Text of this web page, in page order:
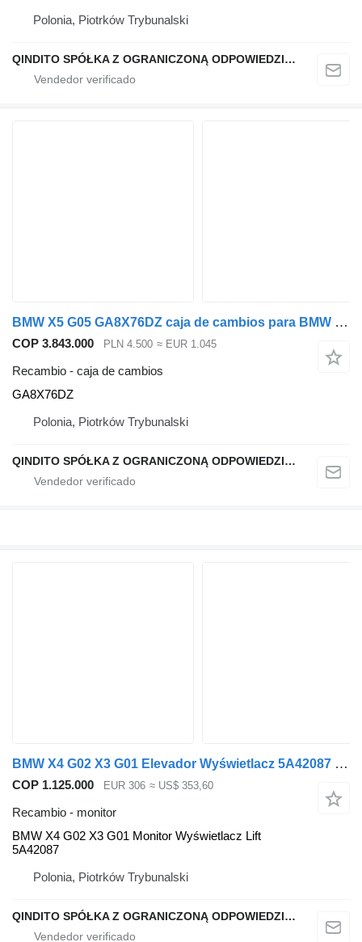
Polonia, Piotrków Trybunalski
QINDITO SPÓŁKA Z OGRANICZONĄ ODPOWIEDZIALNOŚCIĄ
BMW X5 G05 GA8X76DZ caja de cambios para BMW X5 G05 coche
COP 3.843.000 PLN 4.500 ≈ EUR 1.045
Recambio - caja de cambios
GA8X76DZ
Polonia, Piotrków Trybunalski
QINDITO SPÓŁKA Z OGRANICZONĄ ODPOWIEDZIALNOŚCIĄ
BMW X4 G02 X3 G01 Elevador Wyświetlacz 5A42087 BMW monitor para BMW X4 G02 X3 G01 coche
COP 1.125.000 EUR 306 ≈ US$ 353,60
Recambio - monitor
BMW X4 G02 X3 G01 Monitor Wyświetlacz Lift
5A42087
Polonia, Piotrków Trybunalski
QINDITO SPÓŁKA Z OGRANICZONĄ ODPOWIEDZIALNOŚCIĄ